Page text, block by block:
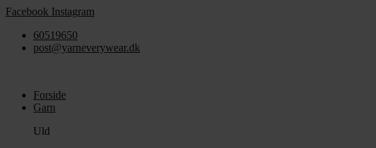
Videre
indhold
Facebook Instagram
60519650
post@yarneverywear.dk
Forside
Garn
Uld